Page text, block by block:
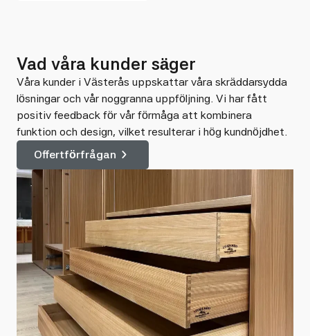
Vad våra kunder säger
Våra kunder i Västerås uppskattar våra skräddarsydda
lösningar och vår noggranna uppföljning. Vi har fått
positiv feedback för vår förmåga att kombinera
funktion och design, vilket resulterar i hög kundnöjdhet.
Offertförfrågan